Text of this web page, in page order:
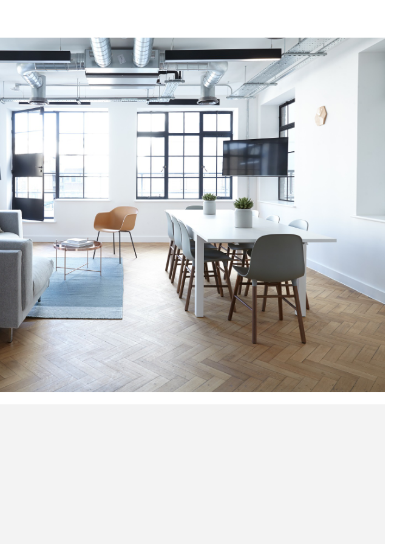
TAUX D'HABITATION
DISTANCE DE L'AÉROPORT :
ECOLES ET CRÈCHES
MÉDECINS